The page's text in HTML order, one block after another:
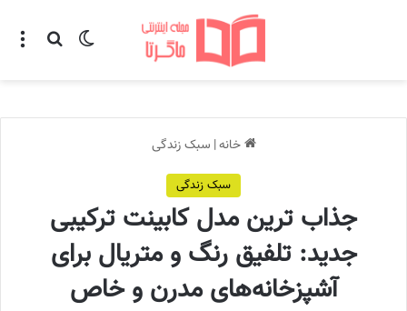
تغییر پوسته
خانه| سبک زندگی
سبک زندگی
جذاب ترین مدل کابینت ترکیبی
جدید: تلفیق رنگ و متریال برای
آشپزخانه‌های مدرن و خاص